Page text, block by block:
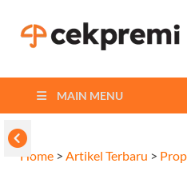
MAIN MENU
Home > Artikel Terbaru >